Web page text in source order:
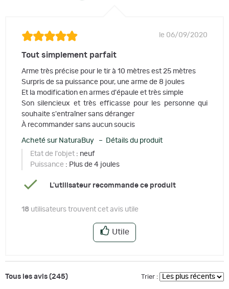
le 06/09/2020
Tout simplement parfait
Arme très précise pour le tir à 10 mètres est 25 mètres
Surpris de sa puissance pour, une arme de 8 joules
Et la modification en armes d'épaule et très simple
Son silencieux et très efficasse pour les personne qui
souhaite s'entraîner sans déranger
À recommander sans aucun soucis
Acheté sur NaturaBuy – Détails du produit
Etat de l'objet : neuf
Puissance : Plus de 4 joules
L'utilisateur recommande ce produit
18 utilisateurs trouvent cet avis utile
Utile
Tous les avis (245) Trier :